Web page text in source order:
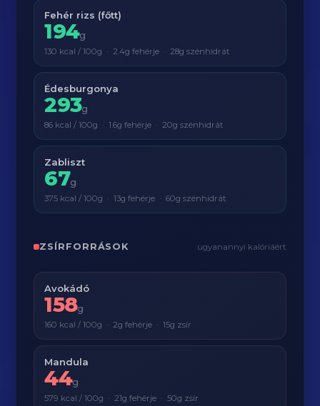
Fehér rizs (főtt)
194g
130 kcal / 100g · 2.4g fehérje · 28g szénhidrát
Édesburgonya
293g
86 kcal / 100g · 1.6g fehérje · 20g szénhidrát
Zabliszt
67g
375 kcal / 100g · 13g fehérje · 60g szénhidrát
ZSÍRFORRÁSOK ugyanannyi kalóriáért
Avokádó
158g
160 kcal / 100g · 2g fehérje · 15g zsír
Mandula
44g
579 kcal / 100g · 21g fehérje · 50g zsír